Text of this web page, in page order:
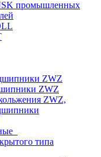
промышленных
ZWZ
ZWZ
ZWZ,
типа